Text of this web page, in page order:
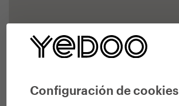
Configuración de cookies